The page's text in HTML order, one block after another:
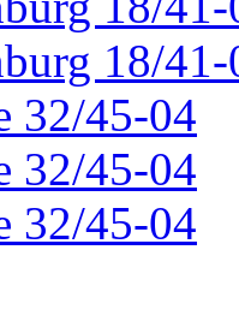
18/41-
32/45-04
32/45-04
32/45-04